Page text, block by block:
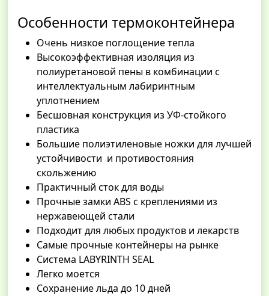
Особенности термоконтейнера
Очень низкое поглощение тепла
Высокоэффективная изоляция из
полиуретановой пены в комбинации с
интеллектуальным лабиринтным
уплотнением
Бесшовная конструкция из УФ-стойкого
пластика
Большие полиэтиленовые ножки для лучшей
устойчивости и противостояния
скольжению
Практичный сток для воды
Прочные замки ABS с креплениями из
нержавеющей стали
Подходит для любых продуктов и лекарств
Самые прочные контейнеры на рынке
Система LABYRINTH SEAL
Легко моется
Сохранение льда до 10 дней